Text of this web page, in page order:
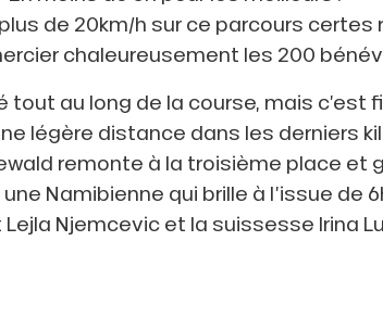
de 20km/h sur ce parcours certes
chaleureusement les 200
au long de la course, mais
légère distance dans les derniers
remonte à la troisième place et
Namibienne qui brille à l’issue
Njemcevic et la suissesse Irina